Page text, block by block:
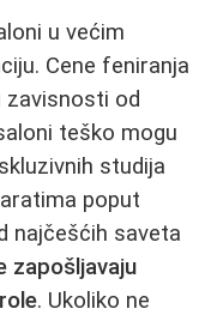
u većim
Cene feniranja
zavisnosti od
teško mogu
studija
poput
najčešćih saveta
zapošljavaju
. Ukoliko ne